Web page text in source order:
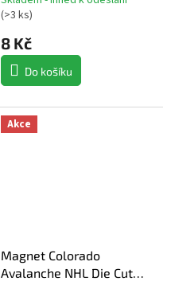
(>3 ks)
8 Kč
Do košíku
Akce
Magnet Colorado
Avalanche NHL Die Cut